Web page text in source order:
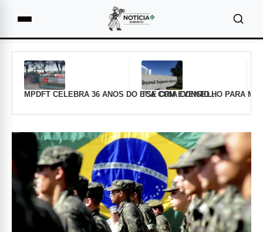
MPDFT CELEBRA 36 ANOS DO ECA COM EVENTO…
TSE CRIA CONSELHO PARA
Destaques
Principais